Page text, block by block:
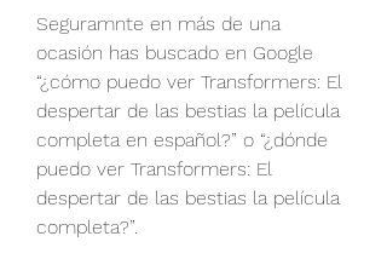
Seguramnte en más de una
ocasión has buscado en Google
“¿cómo puedo ver Transformers: El
despertar de las bestias la película
completa en español?” o “¿dónde
puedo ver Transformers: El
despertar de las bestias la película
completa?”.